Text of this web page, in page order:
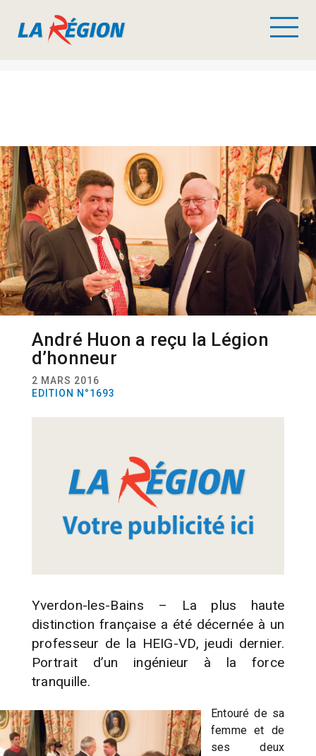
ACTUALITÉ PERSONNALITÉS
André Huon a reçu la Légion
d’honneur
2 MARS 2016
EDITION N°1693
Yverdon-les-Bains – La plus haute
distinction française a été décernée à un
professeur de la HEIG-VD, jeudi dernier.
Portrait d’un ingénieur à la force
tranquille.
Entouré de sa
femme et de
ses deux